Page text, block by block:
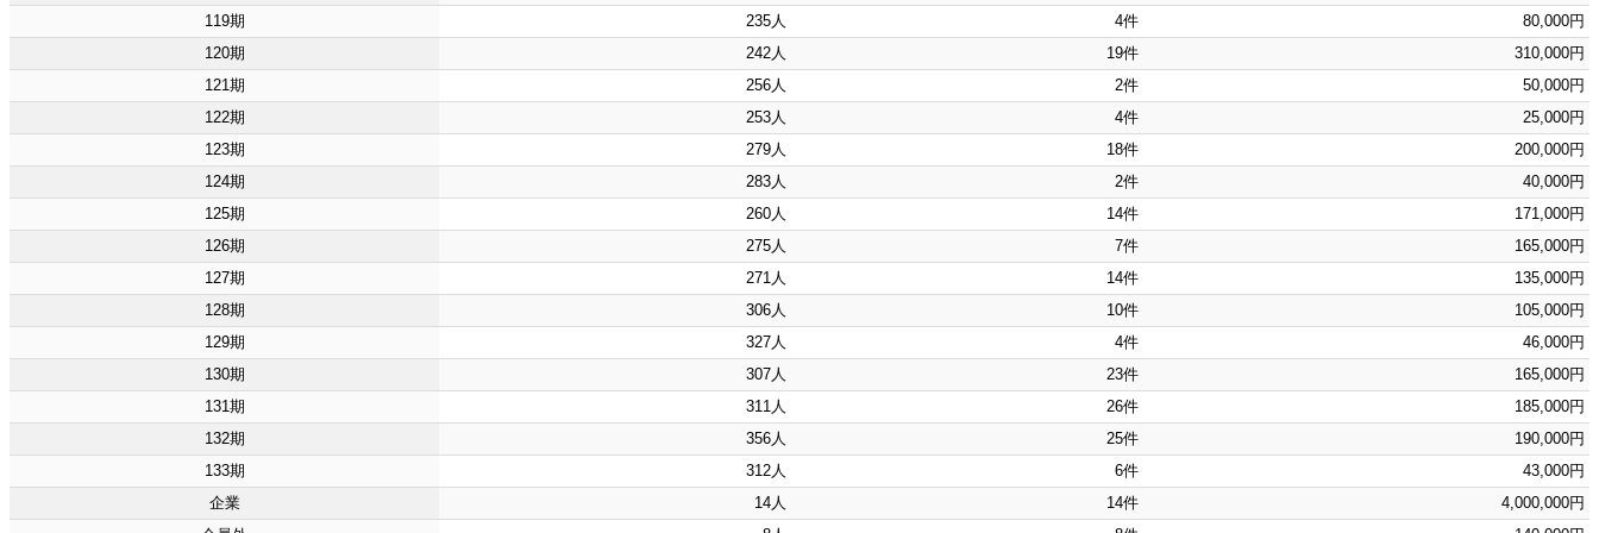
119期 235人 4件
80,000円
120期
242人 19件
310,000円
121期
256人 2件
50,000円
122期
253人 4件
25,000円
123期
279人 18件
200,000円
124期
283人 2件
40,000円
125期
260人 14件
171,000円
126期
275人 7件
165,000円
127期
271人 14件
135,000円
128期
306人 10件
105,000円
129期
327人 4件
46,000円
130期
307人 23件
165,000円
131期
311人 26件
185,000円
132期
356人 25件
190,000円
133期
312人 6件
43,000円
企業
14人 14件
4,000,000円